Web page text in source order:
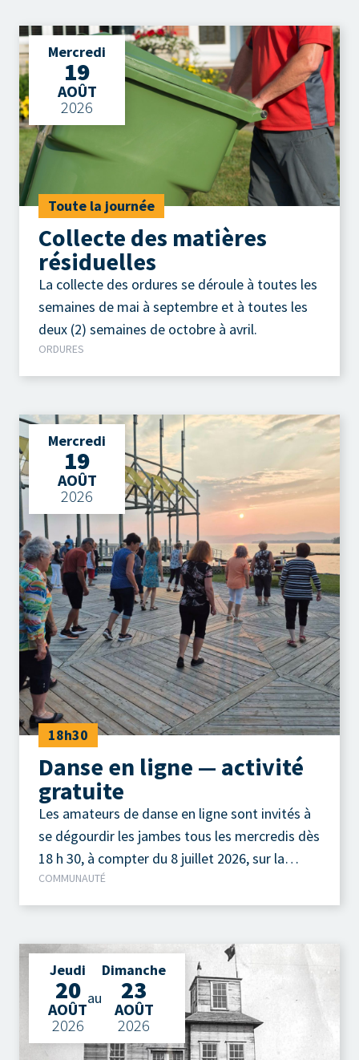
Mercredi
19
AOÛT
2026
Toute la journée
Collecte des matières
résiduelles
La collecte des ordures se déroule à toutes les
semaines de mai à septembre et à toutes les
deux (2) semaines de octobre à avril.
ORDURES
Mercredi
19
AOÛT
2026
18h30
Danse en ligne — activité
gratuite
Les amateurs de danse en ligne sont invités à
se dégourdir les jambes tous les mercredis dès
18 h 30, à compter du 8 juillet 2026, sur la
terrasse extérieure du Camp à Jos, au parc de
la Pointe-Taylor !
COMMUNAUTÉ
Jeudi
20
AOÛT
2026
Dimanche
23
AOÛT
2026
au